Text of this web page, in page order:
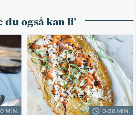
du også kan li'
MIN. 0-30 MIN.